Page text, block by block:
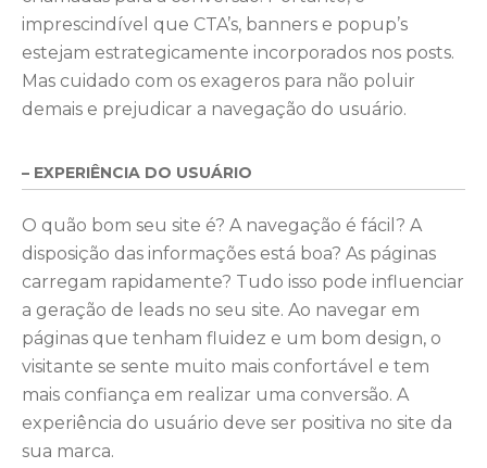
imprescindível que CTA’s, banners e popup’s
estejam estrategicamente incorporados nos posts.
Mas cuidado com os exageros para não poluir
demais e prejudicar a navegação do usuário.
– EXPERIÊNCIA DO USUÁRIO
O quão bom seu site é? A navegação é fácil? A
disposição das informações está boa? As páginas
carregam rapidamente? Tudo isso pode influenciar
a geração de leads no seu site. Ao navegar em
páginas que tenham fluidez e um bom design, o
visitante se sente muito mais confortável e tem
mais confiança em realizar uma conversão. A
experiência do usuário deve ser positiva no site da
sua marca.